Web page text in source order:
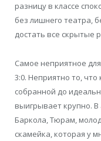
разницу в классе
без лишнего театра,
достать все скрытые
Самое неприятное
3:0. Неприятно то,
собранной до
выигрывает крупно.
Баркола, Тюрам,
скамейка, которая у